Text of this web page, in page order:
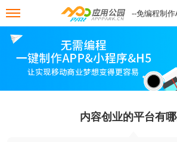
--免编程制作
内容创业的平台有